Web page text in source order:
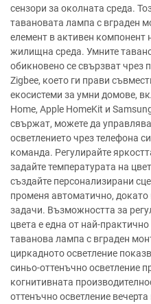
сензори за околната среда.
тавановата лампа с вграден
елемент в активен компонент
жилищна среда. Умните
обикновено се свързват чрез
Zigbee, което ги прави
екосистеми за умни домове,
Home, Apple HomeKit и
свържат, можете да
осветлението чрез телефона
команда. Регулирайте
задайте температурата на
създайте персонализирани
променя автоматично, докато
задачи. Възможността за
цвета е една от най-
таванова лампа с вграден
циркадното осветление
синьо-оттенъчно осветление
когнитивната
оттенъчно осветление